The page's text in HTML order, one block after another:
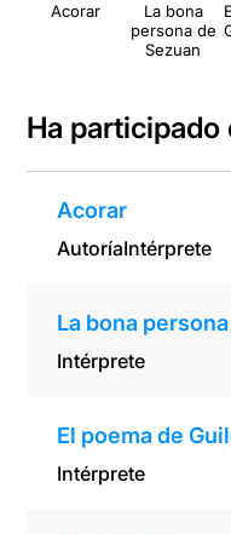
Acorar
La bona
persona de
Sezuan
Ha participado
Acorar
AutoríaIntérprete
La bona
Intérprete
El poema de
Intérprete